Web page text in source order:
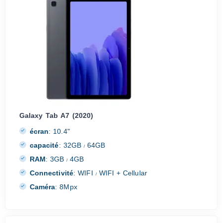
Galaxy Tab A7 (2020)
écran: 10.4"
capacité: 32GB/ 64GB
RAM: 3GB/ 4GB
Connectivité: WIFI /WIFI + Cellular
Caméra: 8Mpx